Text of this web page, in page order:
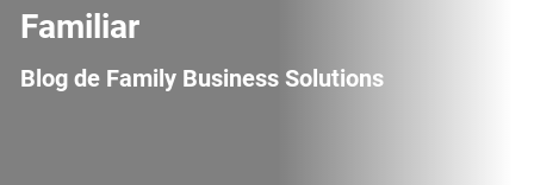
Familiar
Blog de Family Business Solutions